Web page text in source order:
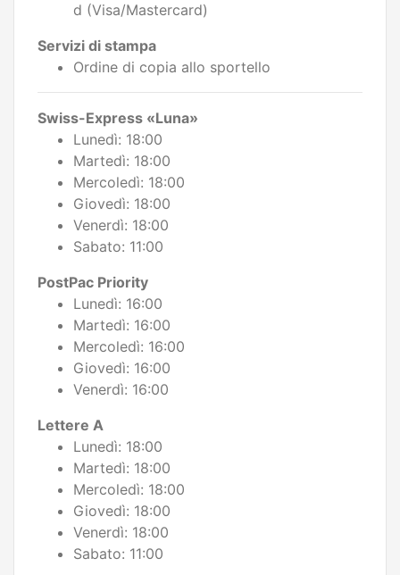
d (Visa/Mastercard)
Servizi di stampa
Ordine di copia allo sportello
Swiss-Express «Luna»
Lunedì: 18:00
Martedì: 18:00
Mercoledì: 18:00
Giovedì: 18:00
Venerdì: 18:00
Sabato: 11:00
PostPac Priority
Lunedì: 16:00
Martedì: 16:00
Mercoledì: 16:00
Giovedì: 16:00
Venerdì: 16:00
Lettere A
Lunedì: 18:00
Martedì: 18:00
Mercoledì: 18:00
Giovedì: 18:00
Venerdì: 18:00
Sabato: 11:00